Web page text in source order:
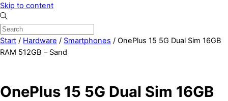
Skip to content
Start / Hardware / Smartphones / OnePlus 15 5G Dual Sim 16GB
RAM 512GB – Sand
OnePlus 15 5G Dual Sim 16GB